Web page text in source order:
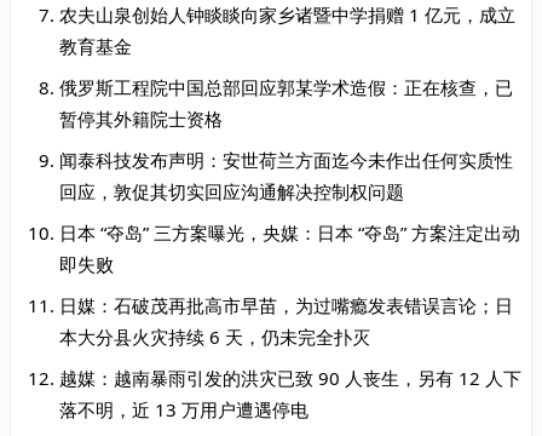
农夫山泉创始人钟睒睒向家乡诸暨中学捐赠 1 亿元，成立
教育基金
俄罗斯工程院中国总部回应郭某学术造假：正在核查，已
暂停其外籍院士资格
闻泰科技发布声明：安世荷兰方面迄今未作出任何实质性
回应，敦促其切实回应沟通解决控制权问题
日本 “夺岛” 三方案曝光，央媒：日本 “夺岛” 方案注定出动
即失败
日媒：石破茂再批高市早苗，为过嘴瘾发表错误言论；日
本大分县火灾持续 6 天，仍未完全扑灭
越媒：越南暴雨引发的洪灾已致 90 人丧生，另有 12 人下
落不明，近 13 万用户遭遇停电